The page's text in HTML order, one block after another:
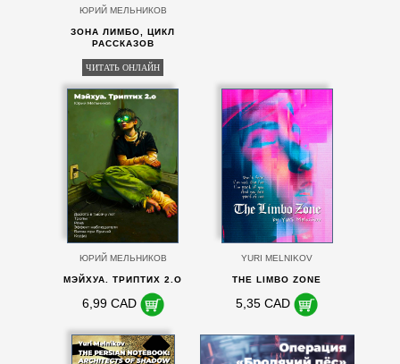
ЮРИЙ МЕЛЬНИКОВ
ЗОНА ЛИМБО, ЦИКЛ
РАССКАЗОВ
ЧИТАТЬ ОНЛАЙН
ЮРИЙ МЕЛЬНИКОВ
МЭЙХУА. ТРИПТИХ 2.O
6,99 CAD
YURI MELNIKOV
THE LIMBO ZONE
5,35 CAD